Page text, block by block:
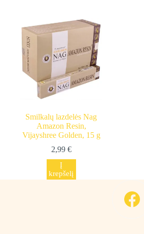
Smilkalų lazdelės Nag
Amazon Resin,
Vijayshree Golden, 15 g
2,99 €
Į
krepšelį